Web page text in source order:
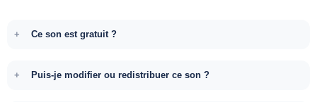
Ce son est gratuit ?
Puis-je modifier ou redistribuer ce son ?